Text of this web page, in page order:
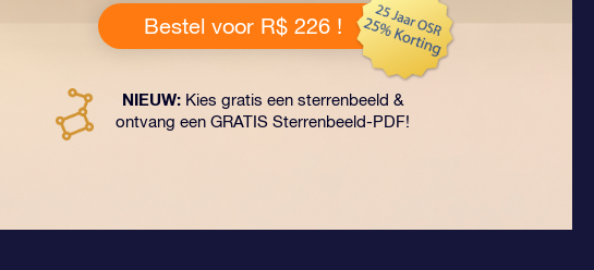
Bestel voor R$ 226 !
NIEUW:Kies gratis een sterrenbeeld &
ontvang een GRATIS Sterrenbeeld-PDF!